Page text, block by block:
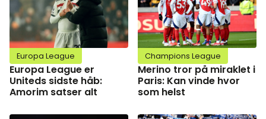
Europa League
Europa League er
Uniteds sidste håb:
Amorim satser alt
Champions League
Merino tror på miraklet i
Paris: Kan vinde hvor
som helst